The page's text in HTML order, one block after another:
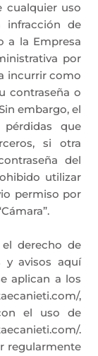
cualquier uso
de
a la Empresa
por
incurrir como
contraseña o
embargo, el
que
si otra
del
utilizar
permiso por
el derecho de
y avisos aquí
aplican a los
,
el uso de
.
regularmente